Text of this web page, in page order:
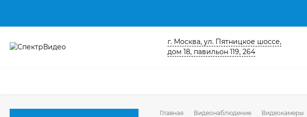
г. Москва, ул. Пятницкое шоссе,
дом 18, павильон 119, 264
Главная Видеонаблюдение Видеокамеры